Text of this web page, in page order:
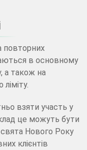
повторних
в основному
а також на
взяти участь у
це можуть бути
свята Нового Року
клієнтів